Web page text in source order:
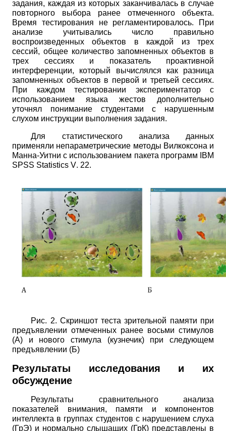
задания, каждая из которых заканчивалась в случае
повторного выбора ранее отмеченного объекта.
Время тестирования не регламентировалось. При
анализе учитывались число правильно
воспроизведенных объектов в каждой из трех
сессий, общее количество запомненных объектов в
трех сессиях и показатель проактивной
интерференции, который вычислялся как разница
запомненных объектов в первой и третьей сессиях.
При каждом тестировании экспериментатор с
использованием языка жестов дополнительно
уточнял понимание студентами с нарушенным
слухом инструкции выполнения задания.
Для статистического анализа данных
применяли непараметрические методы Вилкоксона и
Манна-Уитни с использованием пакета программ
IBM
SPSS Statistics V. 22.
Рис. 2. Скриншот теста зрительной памяти при
предъявлении отмеченных ранее восьми стимулов
(А) и нового стимула (кузнечик) при следующем
предъявлении (Б)
Результаты исследования и их
обсуждение
Результаты сравнительного анализа
показателей внимания, памяти и компонентов
интеллекта в группах студентов с нарушением слуха
(ГрЭ) и нормально слышащих (ГрК) представлены в